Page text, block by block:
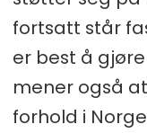
fortsatt står
er best å
mener også
forhold i